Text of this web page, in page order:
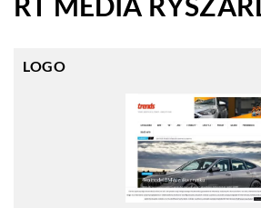
LOGO